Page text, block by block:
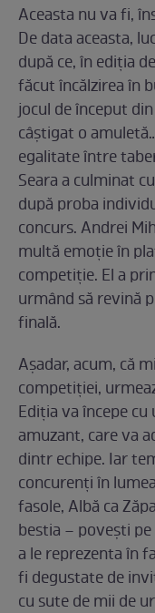
Aceasta nu va fi,
De data aceasta,
după ce, în ediția
făcut încălzirea în
jocul de început
câștigat o
egalitate între
Seara a culminat
după proba
concurs. Andrei
multă emoție în
competiție. El a
urmând să revină
finală.
Așadar, acum, că
competiției,
Ediția va începe
amuzant, care va
dintr echipe. Iar
concurenți în
fasole, Albă ca
bestia – povești
a le reprezenta în
fi degustate de
cu sute de mii de